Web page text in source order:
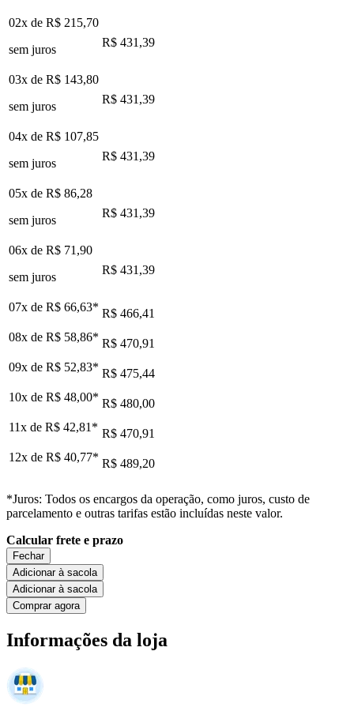
02x de R$ 215,70
sem juros
R$ 431,39
03x de R$ 143,80
sem juros
R$ 431,39
04x de R$ 107,85
sem juros
R$ 431,39
05x de R$ 86,28
sem juros
R$ 431,39
06x de R$ 71,90
sem juros
R$ 431,39
07x de R$ 66,63* R$ 466,41
08x de R$ 58,86* R$ 470,91
09x de R$ 52,83* R$ 475,44
10x de R$ 48,00* R$ 480,00
11x de R$ 42,81 * R$ 470,91
12x de R$ 40,77* R$ 489,20
*Juros: Todos os encargos da operação, como juros, custo de
parcelamento e outras tarifas estão incluídas neste valor.
Calcular frete e prazo
Fechar
Adicionar à sacola
Adicionar à sacola
Comprar agora
Informações da loja